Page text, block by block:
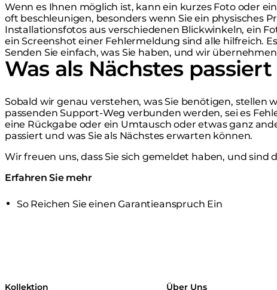
Wenn es Ihnen möglich ist, kann ein kurzes Foto oder
oft beschleunigen, besonders wenn Sie ein physisches
Installationsfotos aus verschiedenen Blickwinkeln, ein
ein Screenshot einer Fehlermeldung sind alle hilfreich.
Senden Sie einfach, was Sie haben, und wir
Was als Nächstes passiert
Sobald wir genau verstehen, was Sie benötigen, stellen
passenden Support-Weg verbunden werden, sei es
eine Rückgabe oder ein Umtausch oder etwas ganz
passiert und was Sie als Nächstes erwarten können.
Wir freuen uns, dass Sie sich gemeldet haben, und sind
Erfahren Sie mehr
So Reichen Sie einen Garantieanspruch Ein
Kollektion Über Uns